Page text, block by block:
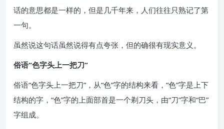
话的意思都是一样的，但是几千年来，人们往往只熟记了第
一句。
虽然说这句话虽然说得有点夸张，但的确很有现实意义。
俗语“色字头上一把刀”
俗语“色字头上一把刀”，从“色”字的结构来看，“色”字是上下
结构的字，“色”字的上面部首是一个剃刀头，由“刀”字和“巴”
字组成。